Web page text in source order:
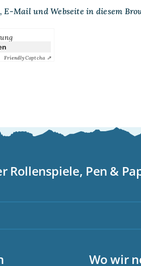
E-Mail und Webseite in diesem
FriendlyCaptcha ⇗
Rollenspiele, Pen &
Wo wir